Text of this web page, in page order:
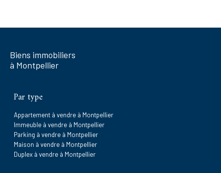
Biens immobiliers
à Montpellier
Par type
Appartement à vendre à Montpellier
Immeuble à vendre à Montpellier
Parking à vendre à Montpellier
Maison à vendre à Montpellier
Duplex à vendre à Montpellier